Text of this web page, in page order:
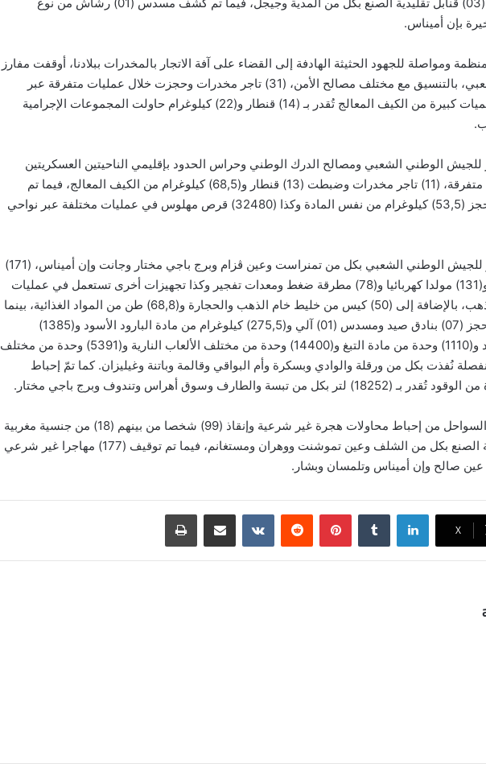
ومواصلة للجهود الحثيثة الهادفة إلى القضاء على آفة الاتجار بالمخدرات ببلادنا، أوقفت مفارز
مشتركة للجيش الوطني الشعبي، بالتنسيق مع مختلف مصالح الأمن، (31) تاجر مخدرات وحجزت خلال عمليات متفرقة عبر
مختلف النواحي العسكرية، كميات كبيرة من الكيف المعالج تُقدر بـ (14) قنطار و(22) كيلوغرام حاولت المجموعات الإجرامية
الوطني الشعبي ومصالح الدرك الوطني وحراس الحدود بإقليمي الناحيتين العسكريتين
الثانية والثالثة، خلال عمليات متفرقة، (11) تاجر مخدرات وضبطت (13) قنطار و(68,5) كيلوغرام من الكيف المعالج، فيما تم
توقيف (20) تاجر مخدرات وحجز (53,5) كيلوغرام من نفس المادة وكذا (32480) قرص مهلوس في عمليات مختلفة عبر نواحي
من جهة أخرى، أوقفت مفارز للجيش الوطني الشعبي بكل من تمنراست وعين ڨزام وبرج باجي مختار وجانت وإن أميناس، (171)
شخصا وحجزت (30) مركبة و(131) مولدا كهربائيا و(78) مطرقة ضغط ومعدات تفجير وكذا تجهيزات أخرى تستعمل في عمليات
التنقيب غير المشروع عن الذهب، بالإضافة إلى (50) كيس من خليط خام الذهب والحجارة و(68,8) طن من المواد الغذائية، بينما
تم توقيف (13) شخصا آخر وحجز (07) بنادق صيد ومسدس (01) آلي و(275,5) كيلوغرام من مادة البارود الأسود و(1385)
خرطوشة خاصة ببنادق الصيد و(1110) وحدة من مادة التبغ و(14400) وحدة من مختلف الألعاب النارية و(5391) وحدة من مختلف
نُفذت بكل من ورقلة والوادي وبسكرة وأم البواقي وقالمة وباتنة وغيليزان. كما تمّ إحباط
والطارف وسوق أهراس وتندوف وبرج باجي مختار.
في سياق آخر، تمكن حراس السواحل من إحباط محاولات هجرة غير شرعية وإنقاذ (99) شخصا من بينهم (18) من جنسية مغربية
كانوا على متن قوارب تقليدية الصنع بكل من الشلف وعين تموشنت ووهران ومستغانم، فيما تم توقيف (177) مهاجرا غير شرعي
صالح وإن أميناس وتلمسان وبشار.
‫X
لينكدإن بينتيريست مشاركة عبر البريد طباعة